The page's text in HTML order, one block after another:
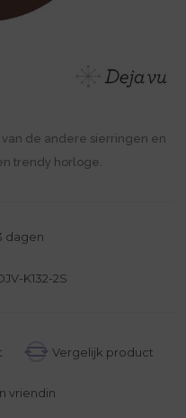
de andere sierringen en
trendy horloge.
dagen
K132-2S